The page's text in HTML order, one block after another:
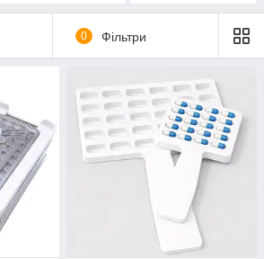
0 Фільтри